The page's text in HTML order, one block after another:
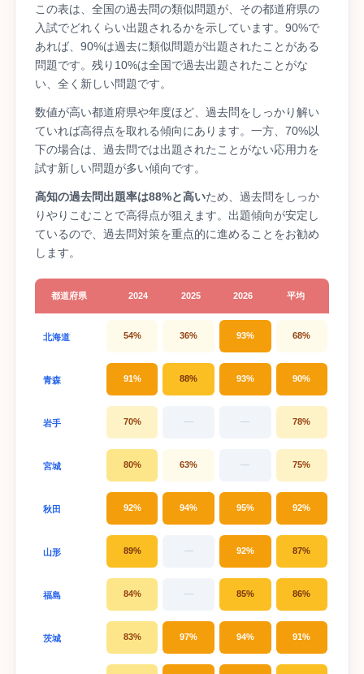
この表は、全国の過去問の類似問題が、その都道府県の
入試でどれくらい出題されるかを示しています。90%で
あれば、90%は過去に類似問題が出題されたことがある
問題です。残り10%は全国で過去出題されたことがな
い、全く新しい問題です。
数値が高い都道府県や年度ほど、過去問をしっかり解い
ていれば高得点を取れる傾向にあります。一方、70%以
下の場合は、過去問では出題されたことがない応用力を
試す新しい問題が多い傾向です。
高知の過去問出題率は88%と高いため、過去問をしっか
りやりこむことで高得点が狙えます。出題傾向が安定し
ているので、過去問対策を重点的に進めることをお勧め
します。
都道府県 2024 2025 2026 平均
北海道 54% 36% 93% 68%
青森 91% 88% 93% 90%
岩手 70% — — 78%
宮城 80% 63% — 75%
秋田 92% 94% 95% 92%
山形 89% — 92% 87%
福島 84% — 85% 86%
茨城 83% 97% 94% 91%